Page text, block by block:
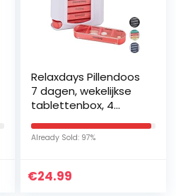
Relaxdays Pillendoos
7 dagen, wekelijkse
tablettenbox, 4
middags, ‘s avonds,
Already Sold: 97%
€24.99